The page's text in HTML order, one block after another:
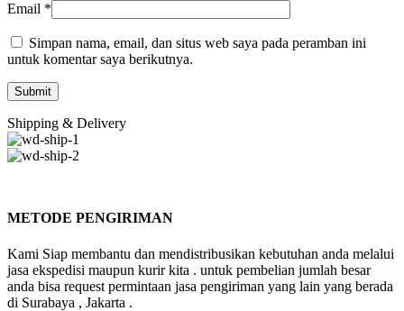
Email *
Simpan nama, email, dan situs web saya pada peramban ini
untuk komentar saya berikutnya.
Shipping & Delivery
METODE PENGIRIMAN
Kami Siap membantu dan mendistribusikan kebutuhan anda melalui
jasa ekspedisi maupun kurir kita . untuk pembelian jumlah besar
anda bisa request permintaan jasa pengiriman yang lain yang berada
di Surabaya , Jakarta .